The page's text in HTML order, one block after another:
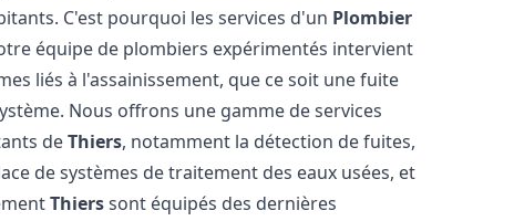
C'est pourquoi les services d'un Plombier
équipe de plombiers expérimentés intervient
liés à l'assainissement, que ce soit une fuite
Nous offrons une gamme de services
deThiers, notamment la détection de fuites,
de systèmes de traitement des eaux usées, et
Thierssont équipés des dernières